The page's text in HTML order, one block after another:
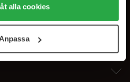
"Detaljer" kan anpassa
Du kan när som helst återkalla
alla cookies